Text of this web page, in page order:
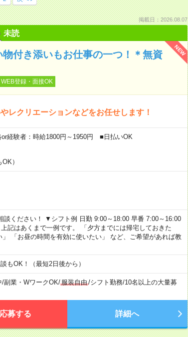
掲載日：2026.08.07
未読
NEW
付き添いもお仕事の一つ！＊無資
WEB登録・面接OK
レクリエーションなどをお任せします！
経験者：時給1800円～1950円 ■日払いOK
）
談ください！ ▼シフト例 日勤 9:00～18:00 早番 7:00～16:00
記はあくまで一例です。 「夕方までには帰宅しておきた
「お昼の時間を有効に使いたい」 など、ご希望があれば教
もOK！（最短2日後から）
/副業・WワークOK/服装自由/シフト勤務/10名以上の大量募
応募する 詳細へ